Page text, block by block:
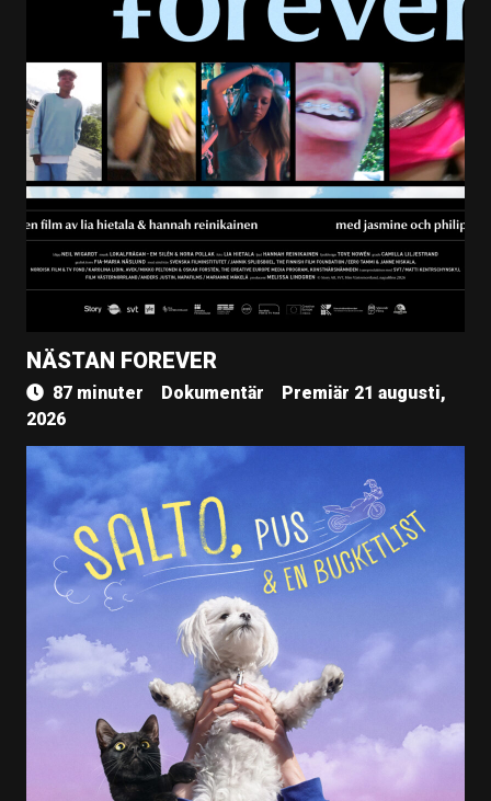
NÄSTAN FOREVER
87 minuter Dokumentär
Premiär 21 augusti,
2026